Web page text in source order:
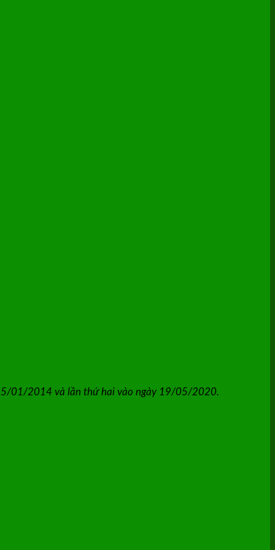
01/2014 và lần thứ hai vào ngày 19/05/2020.